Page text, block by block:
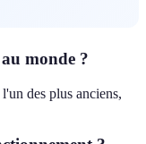
monde ?
des plus anciens,